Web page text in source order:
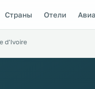
Страны Отели
d'Ivoire